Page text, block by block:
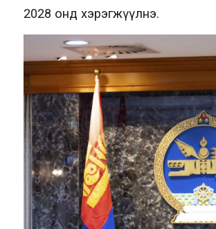
2028 онд хэрэгжүүлнэ.